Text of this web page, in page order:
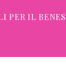
PER IL